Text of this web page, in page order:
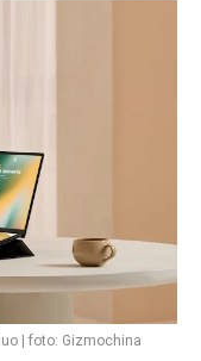
| foto: Gizmochina